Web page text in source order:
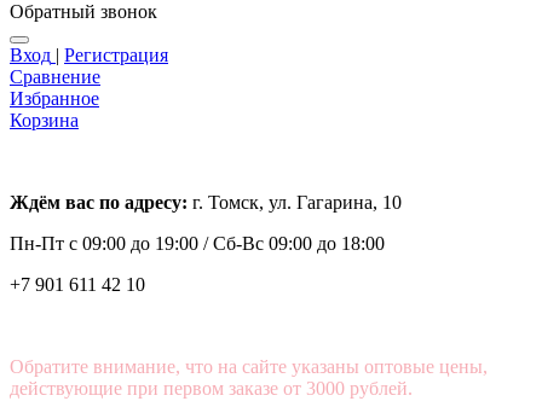
Обратный звонок
Вход | Регистрация
Сравнение
Избранное
Корзина
Ждём вас по адресу: г. Томск, ул. Гагарина, 10
Пн-Пт с 09:00 до 19:00 /Сб-Вс 09:00 до 18:00
+7 901 611 42 10
Обратите внимание, что на сайте указаны оптовые цены,
действующие при первом заказе от 3000 рублей.